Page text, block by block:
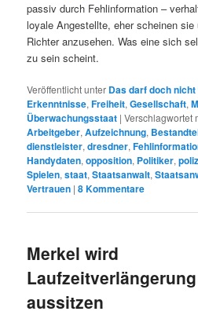
passiv durch Fehlinformation –
loyale Angestellte, eher scheinen
Richter anzusehen. Was eine sich
zu sein scheint.
Veröffentlicht unter Das darf doch
Erkenntnisse,Freiheit,Gesellschaft,
Überwachungsstaat |Verschlagwortet
Arbeitgeber,Aufzeichnung,
dienstleister,dresdner,
Handydaten,opposition, Politiker,
Spielen,staat,Staatsanwalt,
Vertrauen |8Kommentare
Merkel wird
Laufzeitverlängerung
aussitzen